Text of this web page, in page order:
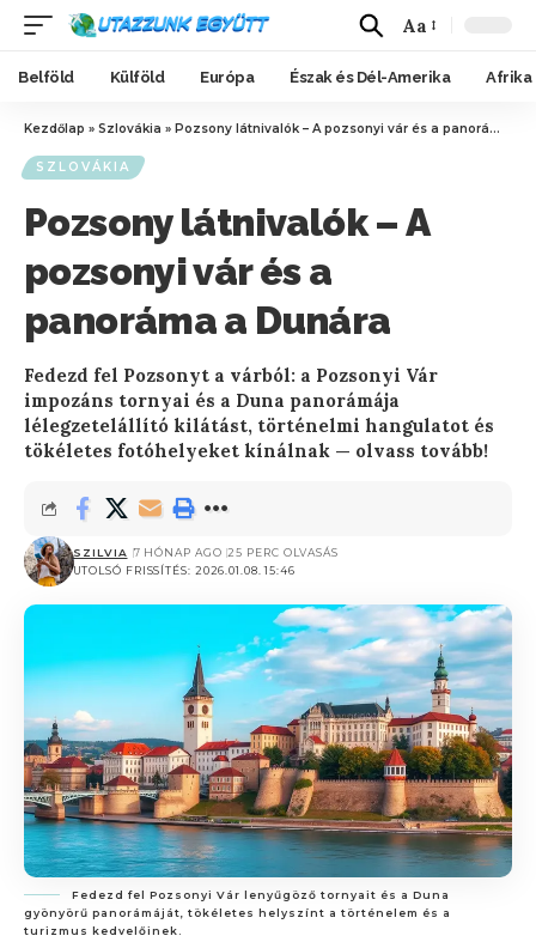
Aa
Belföld Külföld Európa Észak és Dél-Amerika Afrika
Kezdőlap » Szlovákia » Pozsony látnivalók – A pozsonyi vár és a panoráma a Dunára
SZLOVÁKIA
Pozsony látnivalók – A
pozsonyi vár és a
panoráma a Dunára
Fedezd fel Pozsonyt a várból: a Pozsonyi Vár
impozáns tornyai és a Duna panorámája
lélegzetelállító kilátást, történelmi hangulatot és
tökéletes fotóhelyeket kínálnak — olvass tovább!
UTOLSÓ FRISSÍTÉS: 2026.01.08. 15:46
SZILVIA 7 HÓNAP AGO 25 PERC OLVASÁS
Fedezd fel Pozsonyi Vár lenyűgöző tornyait és a Duna
gyönyörű panorámáját, tökéletes helyszínt a történelem és a
turizmus kedvelőinek.